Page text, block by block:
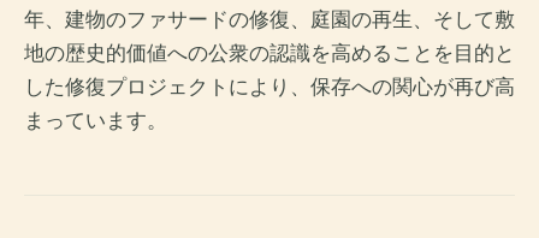
年、建物のファサードの修復、庭園の再生、そして敷
地の歴史的価値への公衆の認識を高めることを目的と
した修復プロジェクトにより、保存への関心が再び高
まっています。